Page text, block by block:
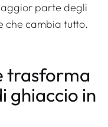
parte degli
che cambia tutto.
trasforma
ghiaccio in